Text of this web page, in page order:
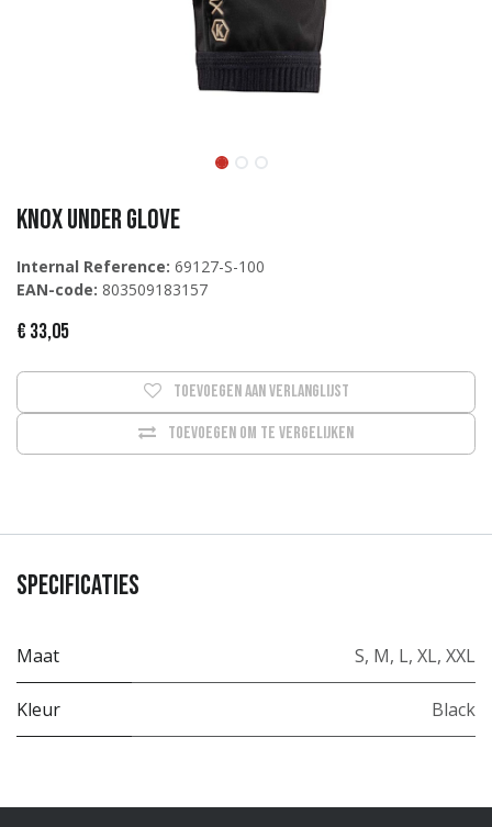
Knox Under Glove
Internal Reference: 69127-S-100
EAN-code: 803509183157
€ 33,05
Toevoegen om te vergelijken
Toevoegen aan verlanglijst
Specificaties
Maat S, M, L, XL, XXL
Kleur Black